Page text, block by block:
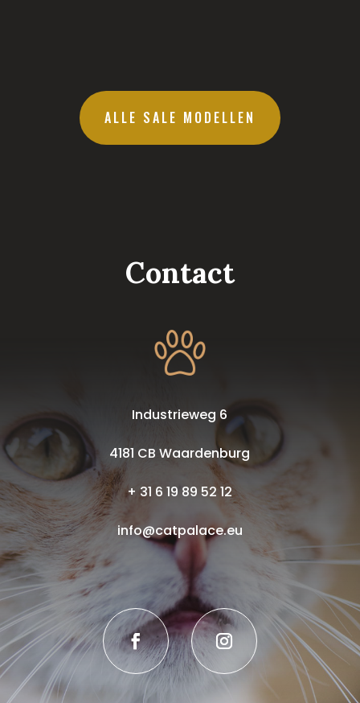
ALLE SALE MODELLEN
Contact
Industrieweg 6
4181 CB Waardenburg
+ 31 6 19 89 52 12
info@catpalace.eu